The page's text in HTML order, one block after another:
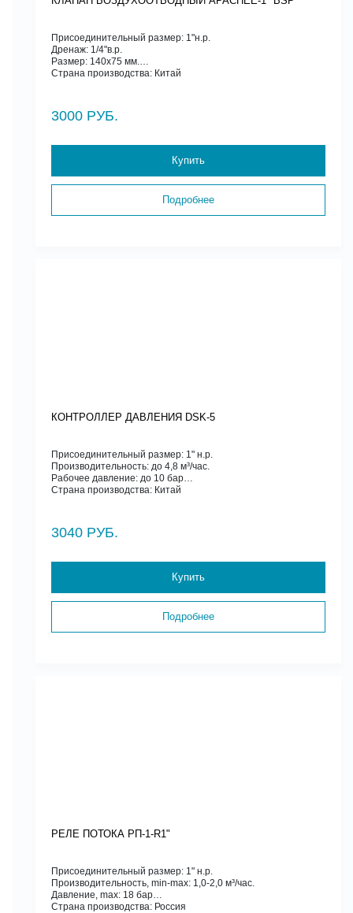
Присоединительный размер: 1"н.р.
Дренаж: 1/4"в.р.
Размер: 140х75 мм.
Страна производства: Китай
3000 РУБ.
Купить
Подробнее
КОНТРОЛЛЕР ДАВЛЕНИЯ DSK-5
Присоединительный размер: 1" н.р.
Производительность: до 4,8 м³/час.
Рабочее давление: до 10 бар
Страна производства: Китай
3040 РУБ.
Купить
Подробнее
РЕЛЕ ПОТОКА РП-1-R1"
Присоединительный размер: 1" н.р.
Производительность, min-max: 1,0-2,0 м³/час.
Давление, max: 18 бар
Страна производства: Россия